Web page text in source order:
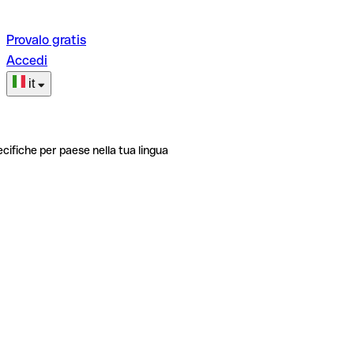
Provalo gratis
Accedi
it
per paese nella tua lingua